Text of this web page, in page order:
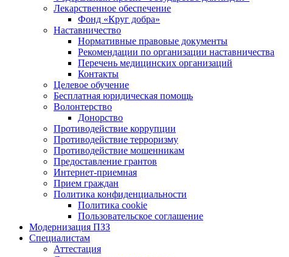
Лекарственное обеспечение
Фонд «Круг добра»
Наставничество
Нормативные правовые документы
Рекомендации по организации наставничества
Перечень медицинских организаций
Контакты
Целевое обучение
Бесплатная юридическая помощь
Волонтерство
Донорство
Противодействие коррупции
Противодействие терроризму
Противодействие мошенникам
Предоставление грантов
Интернет-приемная
Прием граждан
Политика конфиденциальности
Политика cookie
Пользовательское соглашение
Модернизация ПЗЗ
Специалистам
Аттестация